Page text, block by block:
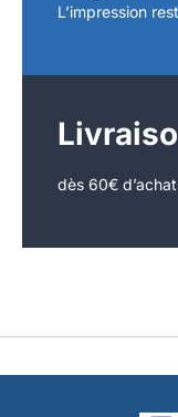
L’impression
dès 60€